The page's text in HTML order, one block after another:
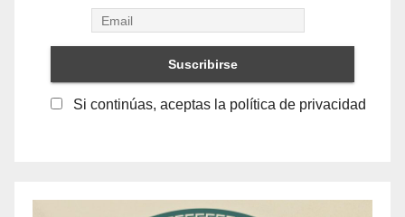
Si continúas, aceptas la política de privacidad